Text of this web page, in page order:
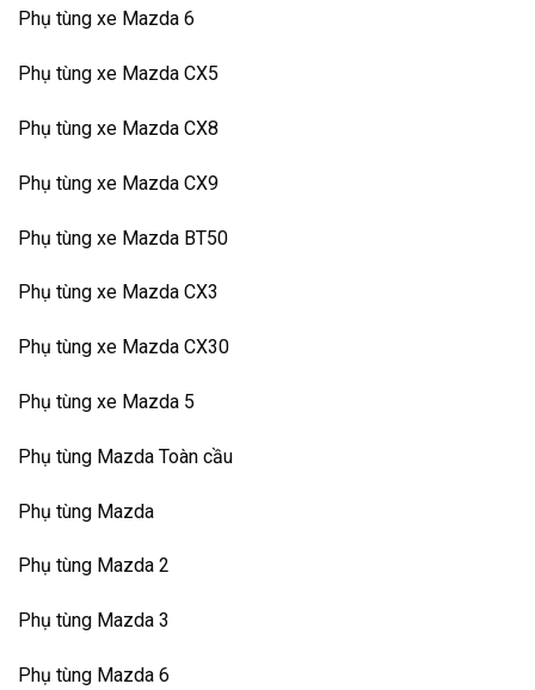
Phụ tùng xe Mazda 6
Phụ tùng xe Mazda CX5
Phụ tùng xe Mazda CX8
Phụ tùng xe Mazda CX9
Phụ tùng xe Mazda BT50
Phụ tùng xe Mazda CX3
Phụ tùng xe Mazda CX30
Phụ tùng xe Mazda 5
Phụ tùng Mazda Toàn cầu
Phụ tùng Mazda
Phụ tùng Mazda 2
Phụ tùng Mazda 3
Phụ tùng Mazda 6